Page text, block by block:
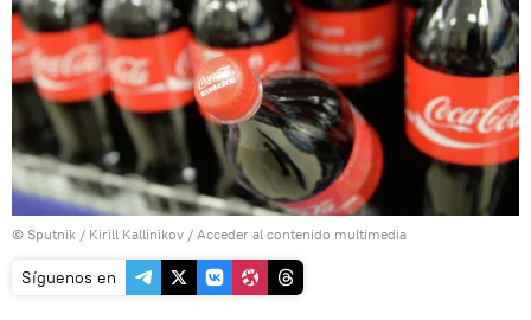
© Sputnik / Kirill Kallinikov / Acceder al contenido multimedia
Síguenos en